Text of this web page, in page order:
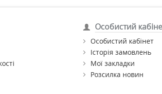
Особистий
Особистий кабінет
Історія замовлень
Мої закладки
Розсилка новин